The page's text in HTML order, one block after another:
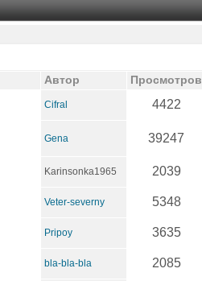
Автор Просмотров
Cifral 4422
Gena 39247
Karinsonka1965 2039
Veter-severny 5348
Pripoy 3635
bla-bla-bla 2085